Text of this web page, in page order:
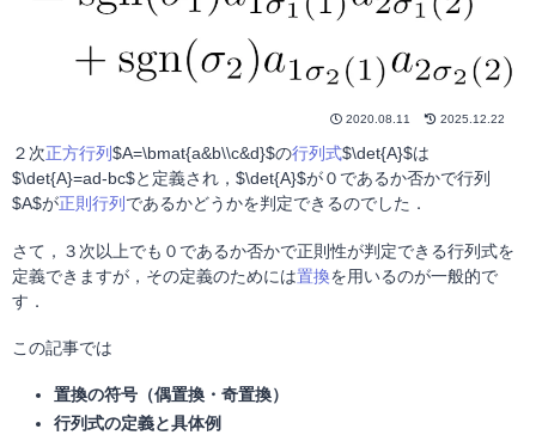
2020.08.11 2025.12.22
２次正方行列$A=\bmat{a&b\\c&d}$の行列式$\det{A}$は
$\det{A}=ad-bc$と定義され，$\det{A}$が０であるか否かで行列
$A$が正則行列 であるかどうかを判定できるのでした．
さて，３次以上でも０であるか否かで正則性が判定できる行列式を
定義できますが，その定義のためには置換を用いるのが一般的で
す．
この記事では
置換の符号（偶置換・奇置換）
行列式の定義と具体例